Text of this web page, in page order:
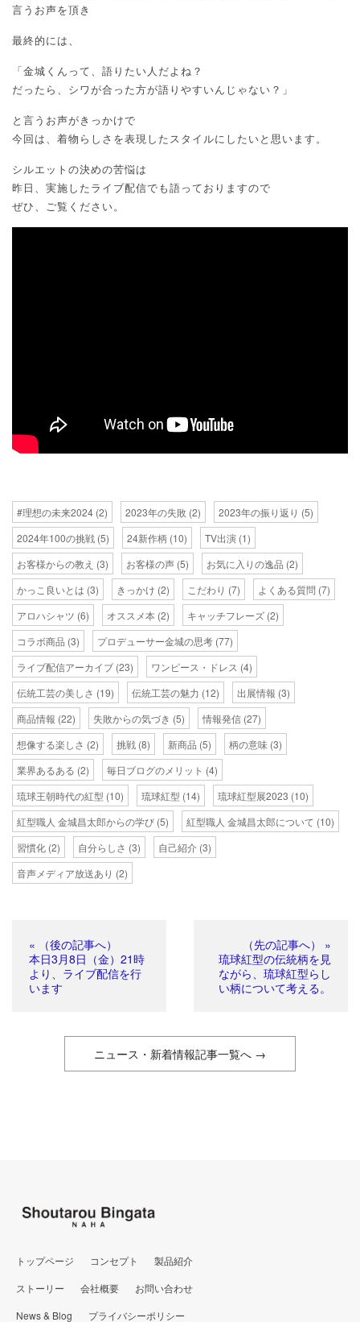
言うお声を頂き
最終的には、
「金城くんって、語りたい人だよね？
だったら、シワが合った方が語りやすいんじゃない？」
と言うお声がきっかけで
今回は、着物らしさを表現したスタイルにしたいと思います。
シルエットの決めの苦悩は
昨日、実施したライブ配信でも語っておりますので
ぜひ、ご覧ください。
#理想の未来2024 (2) 2023年の失敗 (2) 2023年の振り返り (5)
2024年100の挑戦 (5) 24新作柄 (10) TV出演 (1)
お客様からの教え (3) お客様の声 (5) お気に入りの逸品 (2)
かっこ良いとは (3) きっかけ (2) こだわり (7) よくある質問 (7)
アロハシャツ (6) オススメ本 (2) キャッチフレーズ (2)
コラボ商品 (3) プロデューサー金城の思考 (77)
ライブ配信アーカイブ (23) ワンピース・ドレス (4)
伝統工芸の美しさ (19) 伝統工芸の魅力 (12) 出展情報 (3)
商品情報 (22) 失敗からの気づき (5) 情報発信 (27)
想像する楽しさ (2) 挑戦 (8) 新商品 (5) 柄の意味 (3)
業界あるある (2) 毎日ブログのメリット (4)
琉球王朝時代の紅型 (10) 琉球紅型 (14) 琉球紅型展2023 (10)
紅型職人 金城昌太郎からの学び (5) 紅型職人 金城昌太郎について (10)
習慣化 (2) 自分らしさ (3) 自己紹介 (3)
音声メディア放送あり (2)
« （後の記事へ）
本日3月8日（金）21時
より、ライブ配信を行
います
（先の記事へ） »
琉球紅型の伝統柄を見
ながら、琉球紅型らし
い柄について考える。
ニュース・新着情報記事一覧へ →
トップページ コンセプト
製品紹介
ストーリー
会社概要
お問い合わせ
News & Blog
プライバシーポリシー